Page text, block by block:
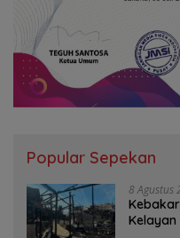
Popular Sepekan
8 Agustus
Kelayan